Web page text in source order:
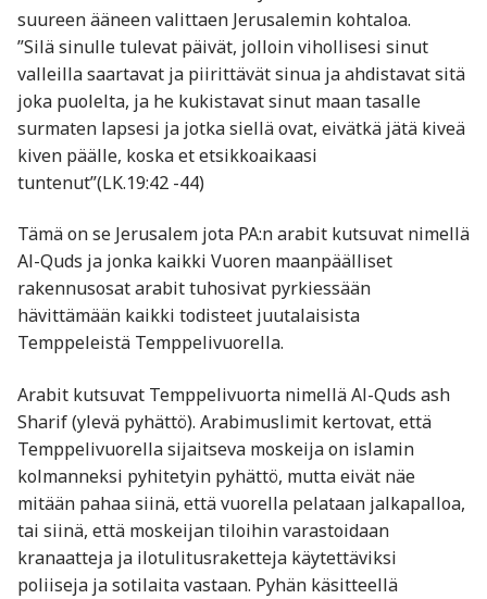
suureen ääneen valittaen Jerusalemin kohtaloa.
”Silä sinulle tulevat päivät, jolloin vihollisesi sinut
valleilla saartavat ja piirittävät sinua ja ahdistavat sitä
joka puolelta, ja he kukistavat sinut maan tasalle
surmaten lapsesi ja jotka siellä ovat, eivätkä jätä kiveä
kiven päälle, koska et etsikkoaikaasi
tuntenut”(LK.19:42 -44)
Tämä on se Jerusalem jota PA:n arabit kutsuvat nimellä
Al-Quds ja jonka kaikki Vuoren maanpäälliset
rakennusosat arabit tuhosivat pyrkiessään
hävittämään kaikki todisteet juutalaisista
Temppeleistä Temppelivuorella.
Arabit kutsuvat Temppelivuorta nimellä Al-Quds ash
Sharif (ylevä pyhättö). Arabimuslimit kertovat, että
Temppelivuorella sijaitseva moskeija on islamin
kolmanneksi pyhitetyin pyhättö, mutta eivät näe
mitään pahaa siinä, että vuorella pelataan jalkapalloa,
tai siinä, että moskeijan tiloihin varastoidaan
kranaatteja ja ilotulitusraketteja käytettäviksi
poliiseja ja sotilaita vastaan. Pyhän käsitteellä